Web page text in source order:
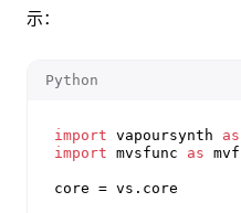
示：
Python
import vapoursynth as
import mvsfunc as mvf
core = vs.core